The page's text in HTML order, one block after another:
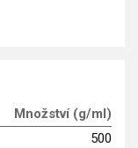
Množství (g/ml)
500